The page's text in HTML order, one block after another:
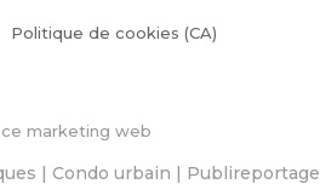
Politique de cookies (CA)
marketing web
Condo urbain Publireportage